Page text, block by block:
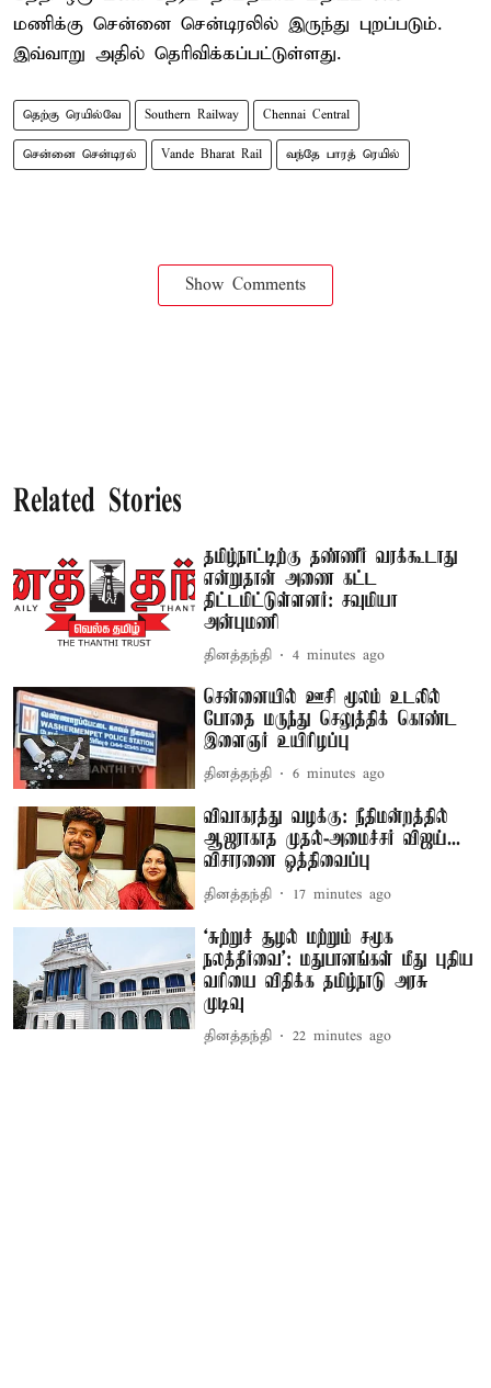
மணிக்கு சென்னை சென்டிரலில் இருந்து புறப்படும்.
இவ்வாறு அதில் தெரிவிக்கப்பட்டுள்ளது.
தெற்கு ரெயில்வே Southern Railway Chennai Central
சென்னை சென்டிரல் Vande Bharat Rail வந்தே பாரத் ரெயில்
Show Comments
Related Stories
தமிழ்நாட்டிற்கு தண்ணீர் வரக்கூடாது
என்றுதான் அணை கட்ட
திட்டமிட்டுள்ளனர்: சவுமியா
அன்புமணி
தினத்தந்தி 4 minutes ago
சென்னையில் ஊசி மூலம் உடலில்
போதை மருந்து செலுத்திக் கொண்ட
இளைஞர் உயிரிழப்பு
தினத்தந்தி 6 minutes ago
விவாகரத்து வழக்கு: நீதிமன்றத்தில்
ஆஜராகாத முதல்-அமைச்சர் விஜய்...
விசாரணை ஒத்திவைப்பு
தினத்தந்தி 17 minutes ago
‘சுற்றுச் சூழல் மற்றும் சமூக
நலத்தீர்வை’: மதுபானங்கள் மீது புதிய
வரியை விதிக்க தமிழ்நாடு அரசு
முடிவு
தினத்தந்தி 22 minutes ago